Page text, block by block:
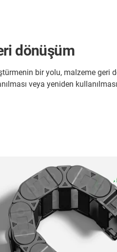
dönüşüm
bir yolu, malzeme geri
veya yeniden